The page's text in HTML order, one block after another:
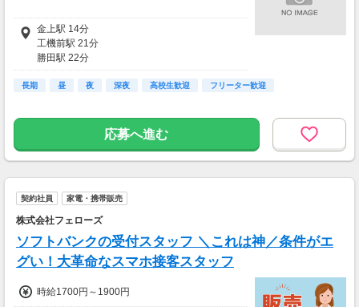
時給1080円以上
金上駅 14分
工機前駅 21分
勝田駅 22分
中根駅 37分
東水戸駅 49分
長期 昼 夜 深夜 高校生歓迎 フリーター歓迎
応募へ進む
契約社員 家電・携帯販売
株式会社フェローズ
ソフトバンクの受付スタッフ ＼これは神／条件がエ
グい！大革命なスマホ接客スタッフ
時給1700円～1900円